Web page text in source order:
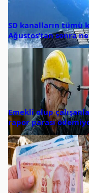
SD kanalların tümü
Ağustos’tan sonra
Emekli olup
rapor parası